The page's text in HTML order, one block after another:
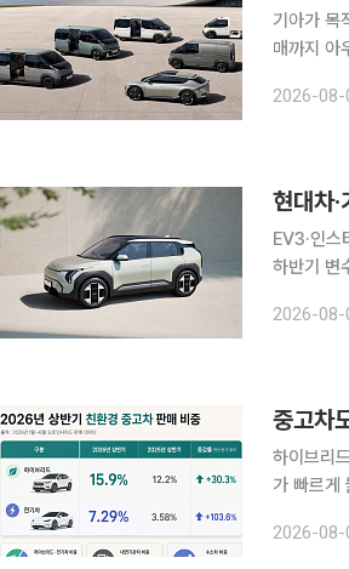
기아가 목
매까지 아우르는 고
▲프라임
2026-08-
현대차
EV3·인
하반기 변수 현대자동차·기아가 올해 상반기 유럽 전기차 시장에서 13만대가 넘는 판
2026-08-
중고차
하이브리드도
가 빠르게
는 소비자
2026-08-